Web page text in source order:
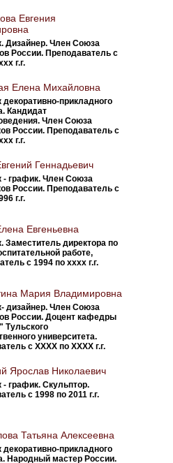
Евгения
Дизайнер. Член Союза
России. Преподаватель с
г.г.
Елена Михайловна
прикладного
Кандидат
Член Союза
России. Преподаватель с
г.г.
Геннадьевич
- график. Член Союза
России. Преподаватель с
г.г.
Евгеньевна
Заместитель директора по
работе,
с 1994 по хххх г.г.
Мария Владимировна
дизайнер. Член Союза
России. Доцент кафедры
Тульского
университета.
с ХХХХ по ХХХХ г.г.
Ярослав Николаевич
график. Скульптор.
с 1998 по 2011 г.г.
Татьяна Алексеевна
прикладного
Народный мастер России.